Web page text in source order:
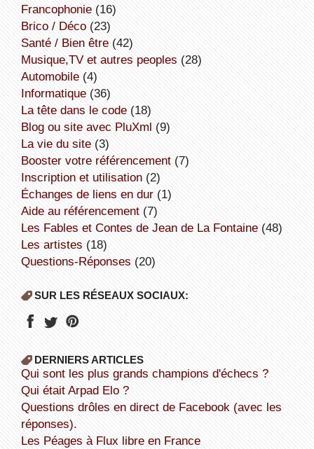
Francophonie(16)
Brico / Déco(23)
Santé / Bien être(42)
Musique,TV et autres peoples (28)
Automobile(4)
informatique(36)
la tête dans le code(18)
Blog ou site avec PluXml (9)
la vie du site(3)
booster votre référencement(7)
inscription et utilisation(2)
échanges de liens en dur(1)
aide au référencement(7)
Les Fables et Contes de Jean de La Fontaine(48)
Les artistes (18)
Questions-Réponses (20)
SUR LES RÉSEAUX SOCIAUX:
DERNIERS ARTICLES
Qui sont les plus grands champions d'échecs ?
Qui était Arpad Elo ?
Questions drôles en direct de Facebook (avec les
réponses).
Les Péages à Flux libre en France